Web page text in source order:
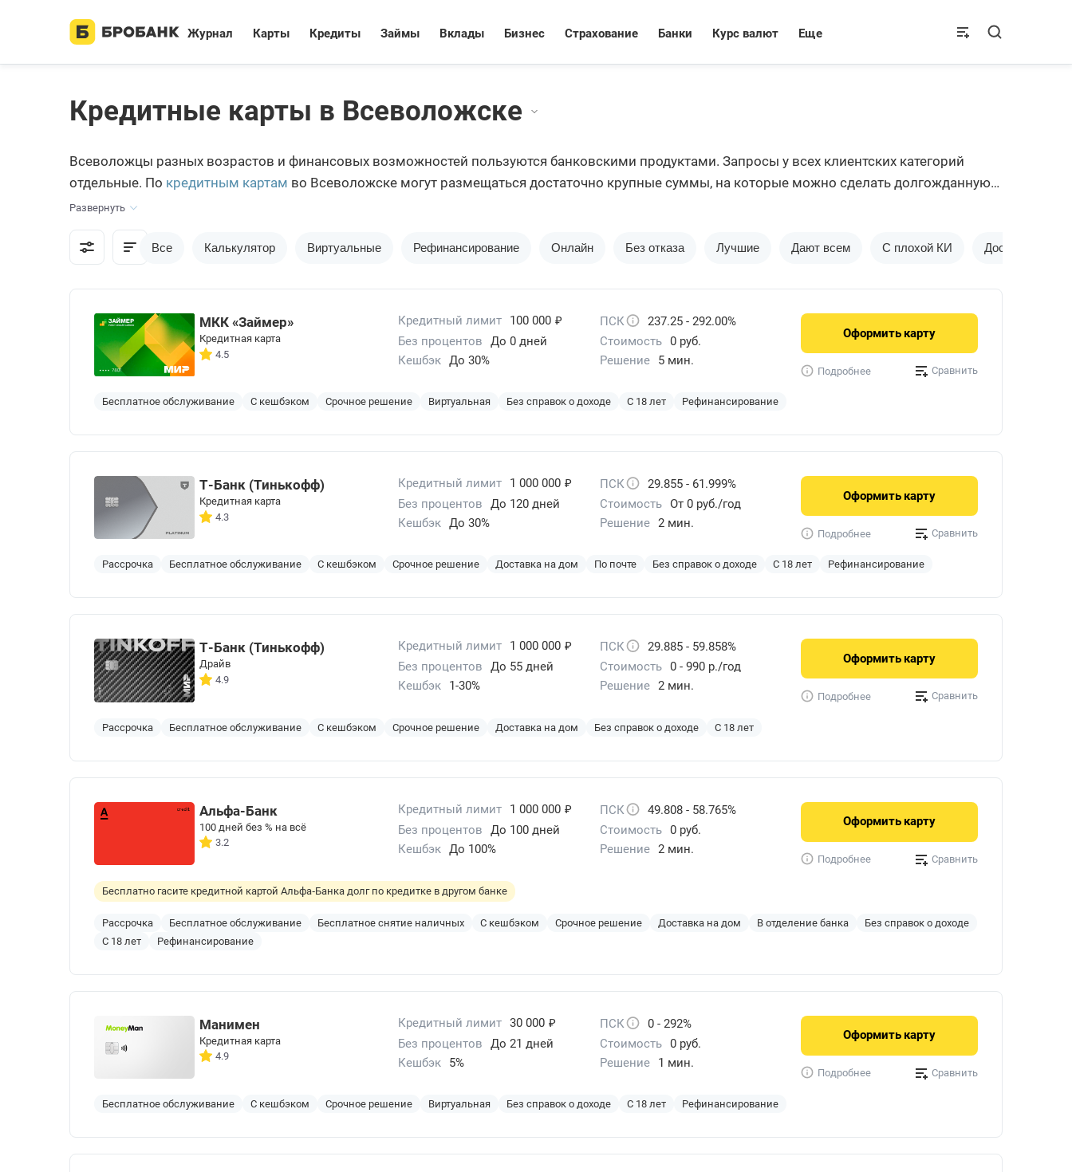
Журнал Карты Кредиты Займы Вклады Бизнес Страхование Банки Курс валют Еще
Кредитные карты в Всеволожске
Всеволожцы разных возрастов и финансовых возможностей пользуются банковскими продуктами. Запросы у всех клиентских категорий
отдельные. По кредитным картам во Всеволожске могут размещаться достаточно крупные суммы, на которые можно сделать долгожданную
покупку. Доступные по региону предложения и продукты размещены на едином финансовом портале Бробанк.ру.
Развернуть
Все Калькулятор Виртуальные Рефинансирование Онлайн Без отказа Лучшие Дают всем С плохой КИ Доставка на
МКК «Займер»
Кредитная карта
4.5
Кредитный лимит 100 000 ₽ ПСК
237.25 - 292.00%
Без процентов
До 0 дней Стоимость 0 руб.
Кешбэк До 30% Решение 5 мин.
Бесплатное обслуживание С кешбэком Срочное решение Виртуальная Без справок о доходе С 18 лет Рефинансирование
Оформить карту
Подробнее Сравнить
Т-Банк (Тинькофф)
Кредитная карта
4.3
Кредитный лимит 1 000 000 ₽ ПСК
29.855 - 61.999%
Без процентов
До 120 дней Стоимость От 0 руб./год
Кешбэк До 30% Решение 2 мин.
Рассрочка Бесплатное обслуживание С кешбэком Срочное решение Доставка на дом По почте Без справок о доходе С 18 лет Рефинансирование
Оформить карту
Подробнее Сравнить
Т-Банк (Тинькофф)
Драйв
4.9
Кредитный лимит 1 000 000 ₽ ПСК
29.885 - 59.858%
Без процентов
До 55 дней Стоимость 0 - 990 р./год
Кешбэк
1-30% Решение 2 мин.
Рассрочка Бесплатное обслуживание С кешбэком Срочное решение Доставка на дом Без справок о доходе С 18 лет
Оформить карту
Подробнее Сравнить
Альфа-Банк
100 дней без % на всё
3.2
Кредитный лимит 1 000 000 ₽ ПСК
49.808 - 58.765%
Без процентов
До 100 дней Стоимость 0 руб.
Кешбэк
До 100% Решение 2 мин.
Бесплатно гасите кредитной картой Альфа‑Банка долг по кредитке в другом банке
Рассрочка Бесплатное обслуживание Бесплатное снятие наличных С кешбэком Срочное решение Доставка на дом В отделение банка
Без справок о доходе
С 18 лет
Рефинансирование
Оформить карту
Подробнее Сравнить
Манимен
Кредитная карта
4.9
Кредитный лимит 30 000 ₽ ПСК
0 - 292%
Без процентов
До 21 дней Стоимость 0 руб.
Кешбэк
5% Решение 1 мин.
Бесплатное обслуживание С кешбэком Срочное решение Виртуальная Без справок о доходе С 18 лет Рефинансирование
Оформить карту
Подробнее Сравнить